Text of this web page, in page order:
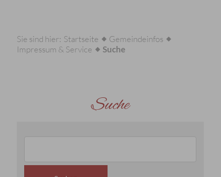
Sie sind hier: Startseite
Gemeindeinfos
Impressum & Service
Suche
Suche